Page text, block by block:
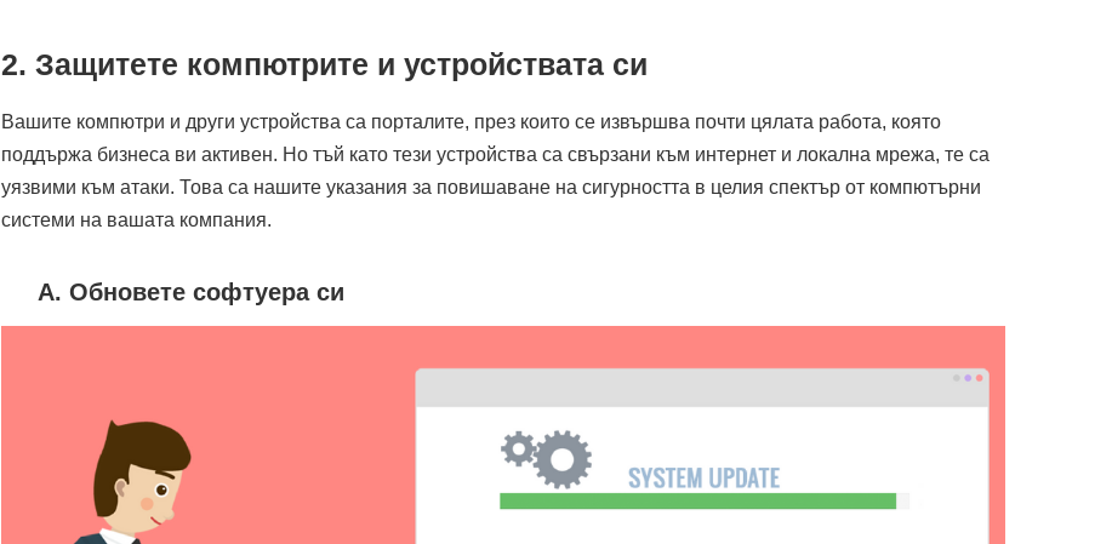
2. Защитете компютрите и устройствата си
Вашите компютри и други устройства са порталите, през които се извършва почти цялата работа, която
поддържа бизнеса ви активен. Но тъй като тези устройства са свързани към интернет и локална мрежа, те са
уязвими към атаки. Това са нашите указания за повишаване на сигурността в целия спектър от компютърни
системи на вашата компания.
A. Обновете софтуера си